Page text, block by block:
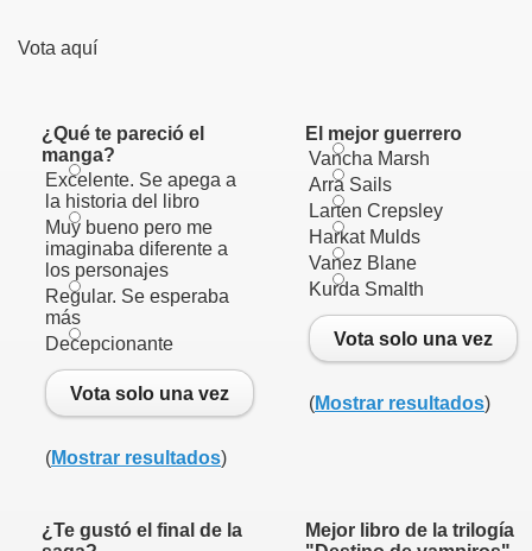
Vota aquí
¿Qué te pareció el
manga?
Excelente. Se apega a
la historia del libro
Muy bueno pero me
imaginaba diferente a
los personajes
Regular. Se esperaba
más
Decepcionante
Vota solo una vez
(Mostrar resultados)
El mejor guerrero
Vancha Marsh
Arra Sails
Larten Crepsley
Harkat Mulds
Vanez Blane
Kurda Smalth
Vota solo una vez
(Mostrar resultados)
¿Te gustó el final de la
Mejor libro de la trilogía